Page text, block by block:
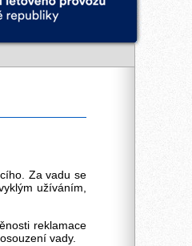
Za vadu se
užíváním,
reklamace
vady.